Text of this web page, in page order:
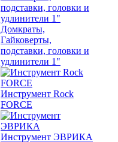
Домкраты,
Гайковерты,
подставки, головки и
удлинители 1"
Инструмент Rock
FORCE
Инструмент ЭВРИКА